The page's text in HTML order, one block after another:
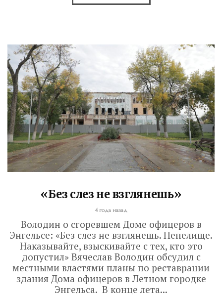
«Без слез не взглянешь»
4 года назад
Володин о сгоревшем Доме офицеров в
Энгельсе: «Без слез не взглянешь. Пепелище.
Наказывайте, взыскивайте с тех, кто это
допустил» Вячеслав Володин обсудил с
местными властями планы по реставрации
здания Дома офицеров в Летном городке
Энгельса. В конце лета...